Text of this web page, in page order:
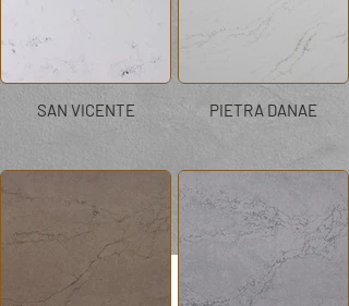
SAN VICENTE PIETRA DANAE